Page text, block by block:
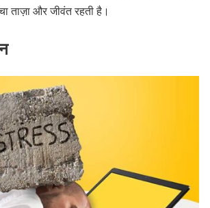
ताज़ा और जीवंत रहती है।